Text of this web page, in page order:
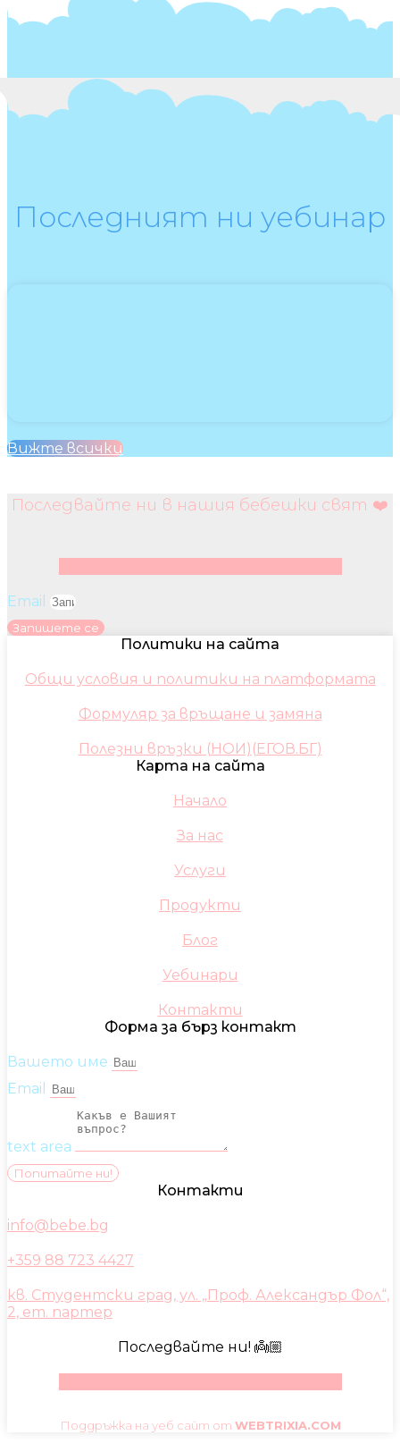
Последният ни уебинар
Вижте всички
Последвайте ни в нашия бебешки свят ❤️
Email
Запишете се
Политики на сайта
Общи условия и политики на платформата
Формуляр за връщане и замяна
Полезни връзки (НОИ)(ЕГОВ.БГ)
Карта на сайта
Начало
За нас
Услуги
Продукти
Блог
Уебинари
Контакти
Форма за бърз контакт
Вашето име
Email
text area
Попитайте ни!
Контакти
info@bebe.bg
+359 88 723 4427
кв. Студентски град, ул. „Проф. Александър Фол“,
2, ет. партер
Последвайте ни! 👼🏼
Поддръжка на уеб сайт от WEBTRIXIA.COM